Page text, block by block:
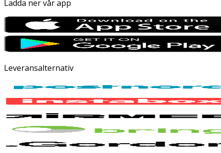
Ladda ner vår app
Leveransalternativ